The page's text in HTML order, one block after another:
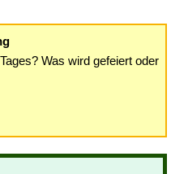
Was wird gefeiert oder